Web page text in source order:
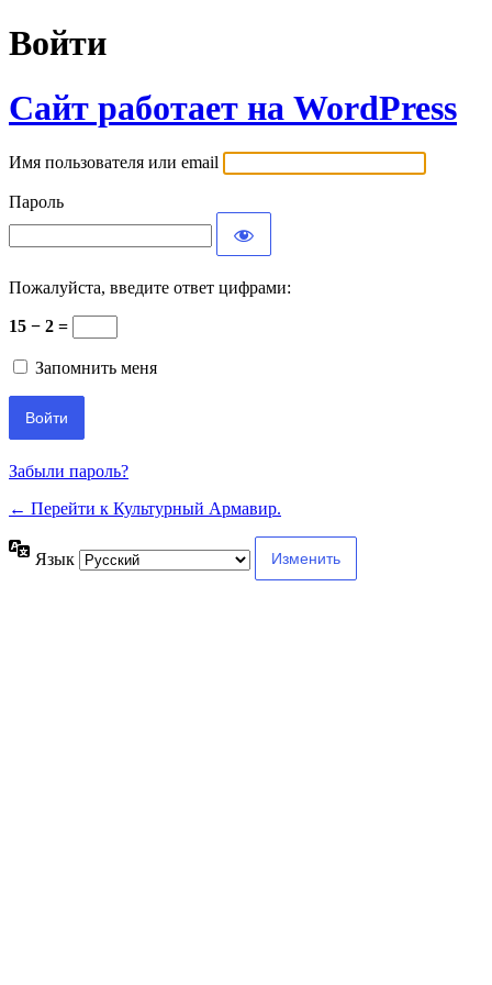
Войти
Сайт работает на WordPress
Имя пользователя или email
Пароль
Пожалуйста, введите ответ цифрами:
15 − 2 =
Запомнить меня
Забыли пароль?
← Перейти к Культурный Армавир.
Язык